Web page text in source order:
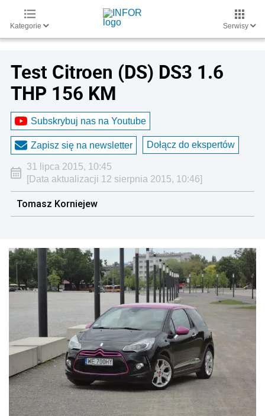
Kategorie Serwisy
Test Citroen (DS) DS3 1.6
THP 156 KM
Subskrybuj nas na Youtube
Zapisz się na newsletter Dołącz do ekspertów
31 lipca 2015, 10:45
[Data aktualizacji 12 sierpnia 2015, 10:46]
Tomasz Korniejew